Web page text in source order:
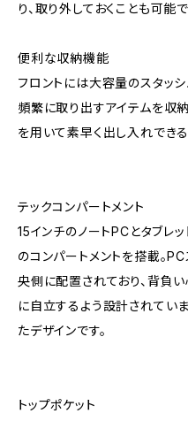
り、取り外しておくことも可能
便利な収納機能
フロントには大容量のスタッ
頻繁に取り出すアイテムを収
を用いて素早く出し入れでき
テックコンパートメント
15インチのノートPCとタブレ
のコンパートメントを搭載。
央側に配置されており、背負
に自立するよう設計されてい
たデザインです。
トップポケット